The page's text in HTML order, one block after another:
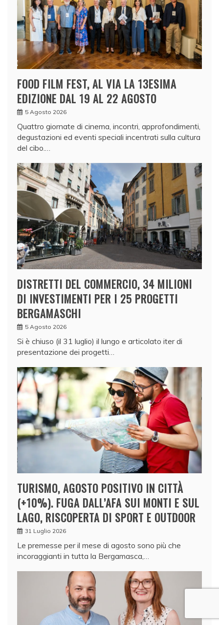
FOOD FILM FEST, AL VIA LA 13ESIMA
EDIZIONE DAL 19 AL 22 AGOSTO
5 Agosto 2026
Quattro giornate di cinema, incontri, approfondimenti,
degustazioni ed eventi speciali incentrati sulla cultura
del cibo.…
DISTRETTI DEL COMMERCIO, 34 MILIONI
DI INVESTIMENTI PER I 25 PROGETTI
BERGAMASCHI
5 Agosto 2026
Si è chiuso (il 31 luglio) il lungo e articolato iter di
presentazione dei progetti…
TURISMO, AGOSTO POSITIVO IN CITTÀ
(+10%). FUGA DALL’AFA SUI MONTI E SUL
LAGO, RISCOPERTA DI SPORT E OUTDOOR
31 Luglio 2026
Le premesse per il mese di agosto sono più che
incoraggianti in tutta la Bergamasca,…